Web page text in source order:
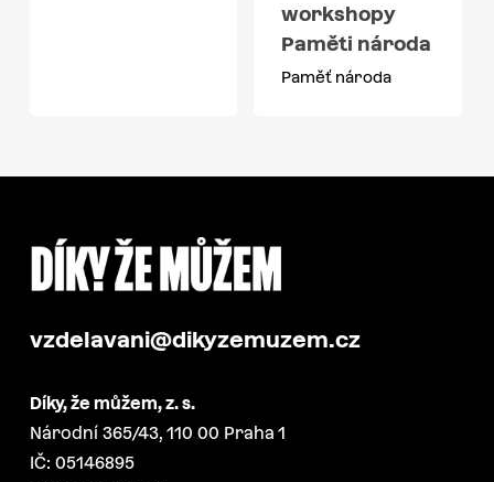
workshopy
Paměti národa
Paměť národa
vzdelavani@dikyzemuzem.cz
Díky, že můžem, z. s.
Národní 365/43, 110 00 Praha 1
IČ: 05146895